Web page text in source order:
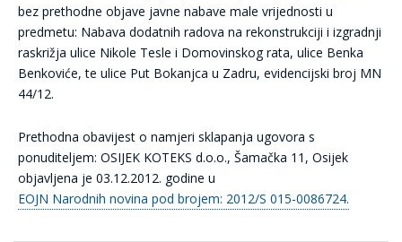
bez prethodne objave javne nabave male vrijednosti u
predmetu: Nabava dodatnih radova na rekonstrukciji i izgradnji
raskrižja ulice Nikole Tesle i Domovinskog rata, ulice Benka
Benkoviće, te ulice Put Bokanjca u Zadru, evidencijski broj MN
44/12.
Prethodna obavijest o namjeri sklapanja ugovora s
ponuditeljem: OSIJEK KOTEKS d.o.o., Šamačka 11, Osijek
objavljena je 03.12.2012. godine u
EOJN Narodnih novina pod brojem: 2012/S 015-0086724.